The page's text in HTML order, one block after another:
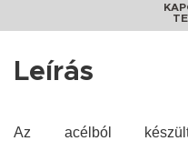
Leírás
Az acélból